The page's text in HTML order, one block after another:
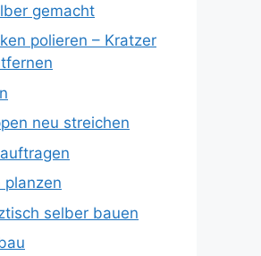
gemacht
polieren – Kratzer
neu streichen
planzen
selber bauen